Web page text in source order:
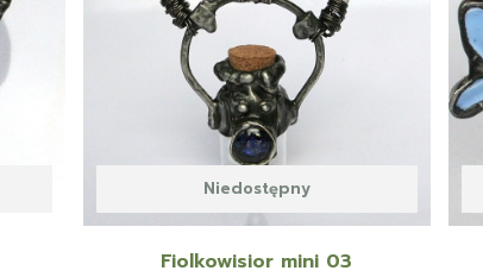
Niedostępny
Fiolkowisior mini 03